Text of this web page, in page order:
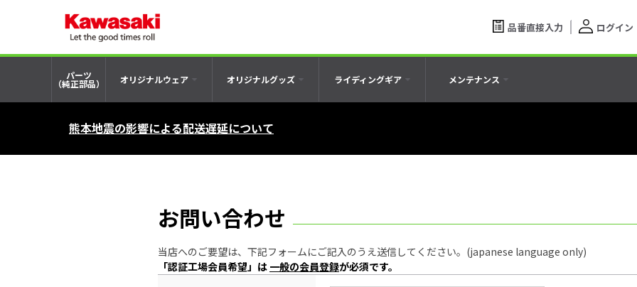
品番直接入力 ログイン
パーツ
（純正部品） オリジナルウェア オリジナルグッズ ライディングギア メンテナンス
熊本地震の影響による配送遅延について
お問い合わせ
当店へのご要望は、下記フォームにご記入のうえ送信してください。(japanese language only)
「認証工場会員希望」は 一般の会員登録が必須です。